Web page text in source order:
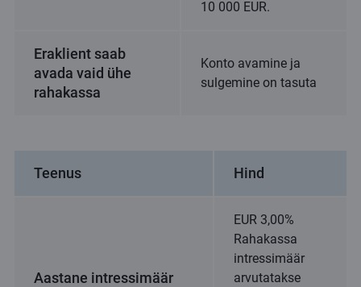
10 000 EUR.
Eraklient saab
avada vaid ühe
rahakassa
Konto avamine ja
sulgemine on tasuta
Teenus Hind
Aastane intressimäär
EUR 3,00%
Rahakassa
intressimäär
arvutatakse